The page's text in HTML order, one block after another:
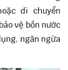
di chuyển
vệ bồn nước
ngăn ngừa